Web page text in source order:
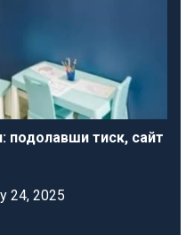
подолавши тиск, сайт
24, 2025